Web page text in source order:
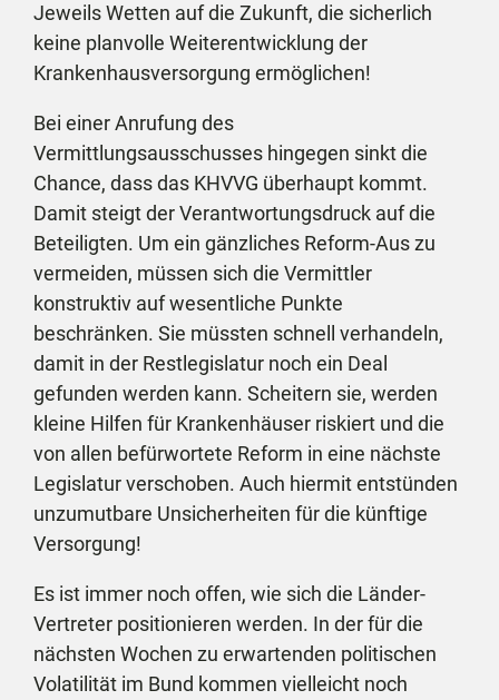
Jeweils Wetten auf die Zukunft, die sicherlich
keine planvolle Weiterentwicklung der
Krankenhausversorgung ermöglichen!
Bei einer Anrufung des
Vermittlungsausschusses hingegen sinkt die
Chance, dass das KHVVG überhaupt kommt.
Damit steigt der Verantwortungsdruck auf die
Beteiligten. Um ein gänzliches Reform-Aus zu
vermeiden, müssen sich die Vermittler
konstruktiv auf wesentliche Punkte
beschränken. Sie müssten schnell verhandeln,
damit in der Restlegislatur noch ein Deal
gefunden werden kann. Scheitern sie, werden
kleine Hilfen für Krankenhäuser riskiert und die
von allen befürwortete Reform in eine nächste
Legislatur verschoben. Auch hiermit entstünden
unzumutbare Unsicherheiten für die künftige
Versorgung!
Es ist immer noch offen, wie sich die Länder-
Vertreter positionieren werden. In der für die
nächsten Wochen zu erwartenden politischen
Volatilität im Bund kommen vielleicht noch